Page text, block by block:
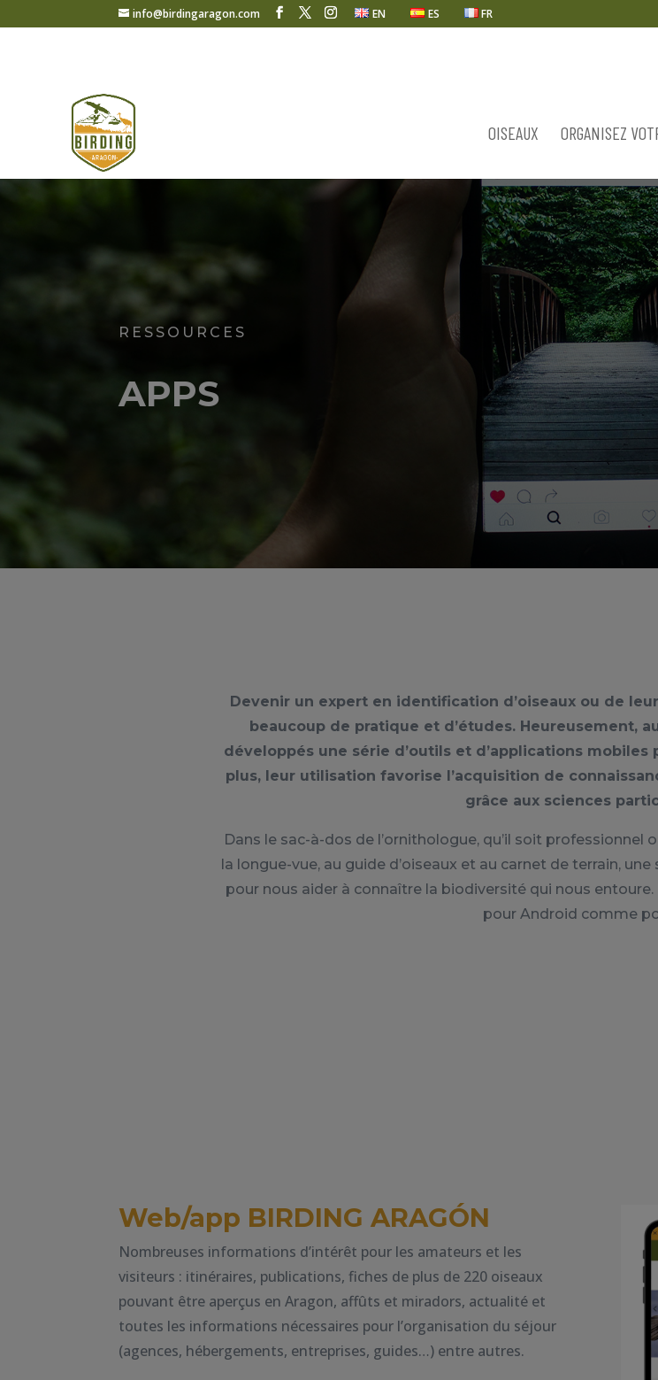
info@birdingaragon.com EN ES FR
OISEAUX ORGANISEZ
RESSOURCES
APPS
Devenir un expert en identification d’oiseaux ou de
beaucoup de pratique et d’études. Heureusement,
développés une série d’outils et d’applications
plus, leur utilisation favorise l’acquisition de
grâce aux sciences
Dans le sac-à-dos de l’ornithologue, qu’il soit professionnel
la longue-vue, au guide d’oiseaux et au carnet de terrain,
pour nous aider à connaître la biodiversité qui nous
pour Android comme
Web/app BIRDING ARAGÓN
Nombreuses informations d’intérêt pour les amateurs et les
visiteurs : itinéraires, publications, fiches de plus de 220 oiseaux
pouvant être aperçus en Aragon, affûts et miradors, actualité et
toutes les informations nécessaires pour l’organisation du séjour
(agences, hébergements, entreprises, guides…) entre autres.